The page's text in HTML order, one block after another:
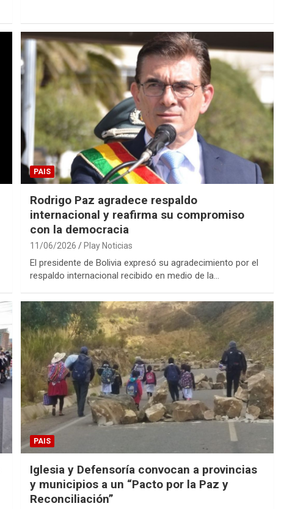
PAIS
Rodrigo Paz agradece respaldo
internacional y reafirma su compromiso
con la democracia
11/06/2026 Play Noticias
El presidente de Bolivia expresó su agradecimiento por el
respaldo internacional recibido en medio de la…
PAIS
Iglesia y Defensoría convocan a provincias
y municipios a un “Pacto por la Paz y
Reconciliación”